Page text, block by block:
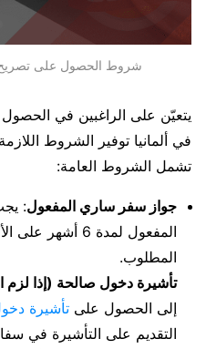
شروط الحصول على تصريح
يتعيّن على الراغبين في الحصول
في ألمانيا توفير الشروط
تشمل الشروط العامة:
جواز سفر ساري المفعول:
المفعول لمدة 6
المطلوب.
تأشيرة دخول صالحة (إذا لزم
إلى الحصول على تأشيرة
التقديم على التأشيرة في